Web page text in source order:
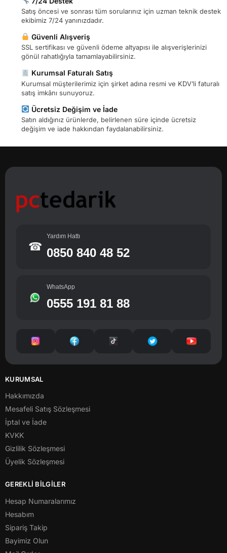
Satış öncesi ve sonrası tüm sorularınız için uzman teknik destek
ekibimiz 7/24 yanınızdadır.
Güvenli Alışveriş
SSL sertifikası ve güvenli ödeme altyapısı ile alışverişlerinizi
gönül rahatlığıyla tamamlayabilirsiniz.
Kurumsal Faturalı Satış
Kurumsal müşterilerimiz için şirket adına resmi ve KDV’li faturalı
satış imkânı sunuyoruz.
Ücretsiz Değişim ve İade
Satın aldığınız ürünlerde, belirlenen süre içinde ücretsiz
değişim ve iade hakkından faydalanabilirsiniz.
☎
Yardım Hattı
0850 840 48 52
WhatsApp
0555 191 81 88
KURUMSAL
Hakkımızda
Mesafeli Satış Sözleşmesi
İptal ve İade
KVKK
Gizlilik Sözleşmesi
Üyelik Sözleşmesi
GEREKLİ BİLGİLER
Hesap Numaralarımız
Hesabım
Sipariş Takip
Bayimiz Olun